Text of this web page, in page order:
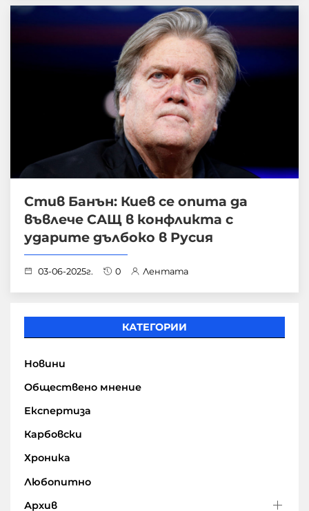
Стив Банън: Киев се опита да
въвлече САЩ в конфликта с
ударите дълбоко в Русия
03-06-2025г. 0 Лентата
КАТЕГОРИИ
Новини
Обществено мнение
Експертиза
Карбовски
Хроника
Любопитно
Архив